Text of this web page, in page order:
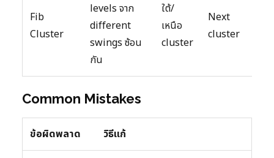
Fib
Cluster
levels จาก
different
swings ซ้อน
กัน
ใต้/
เหนือ
cluster
Next
cluster
Common Mistakes
ข้อผิดพลาด วิธีแก้